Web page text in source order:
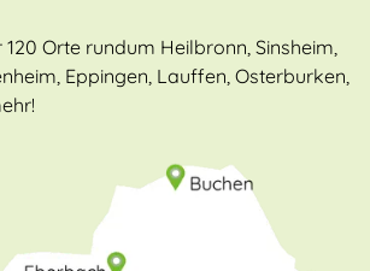
Orte rundum Heilbronn, Sinsheim,
Eppingen, Lauffen, Osterburken,